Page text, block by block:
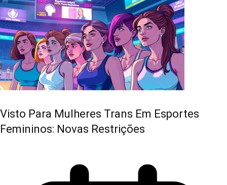
Visto Para Mulheres Trans Em Esportes
Femininos: Novas Restrições